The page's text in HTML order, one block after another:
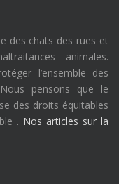
des chats des rues et
animales.
l’ensemble des
pensons que le
des droits équitables
. Nos articles sur la